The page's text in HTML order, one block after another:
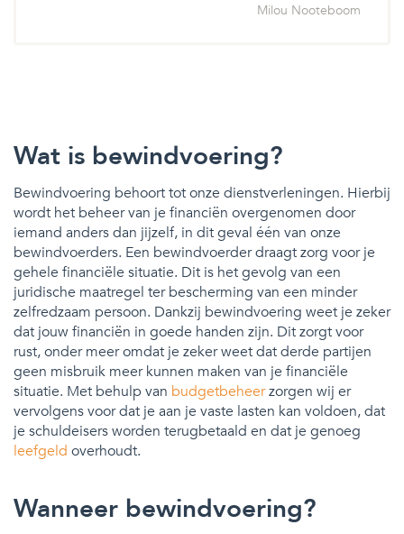
Milou Nooteboom
Wat is bewindvoering?
Bewindvoering behoort tot onze dienstverleningen. Hierbij
wordt het beheer van je financiën overgenomen door
iemand anders dan jijzelf, in dit geval één van onze
bewindvoerders. Een bewindvoerder draagt zorg voor je
gehele financiële situatie. Dit is het gevolg van een
juridische maatregel ter bescherming van een minder
zelfredzaam persoon. Dankzij bewindvoering weet je zeker
dat jouw financiën in goede handen zijn. Dit zorgt voor
rust, onder meer omdat je zeker weet dat derde partijen
geen misbruik meer kunnen maken van je financiële
situatie. Met behulp van budgetbeheerzorgen wij er
vervolgens voor dat je aan je vaste lasten kan voldoen, dat
je schuldeisers worden terugbetaald en dat je genoeg
leefgeld overhoudt.
Wanneer bewindvoering?